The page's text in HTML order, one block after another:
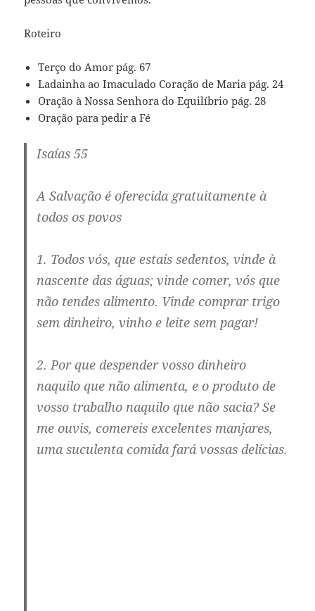
Roteiro
Terço do Amor pág. 67
Ladainha ao Imaculado Coração de Maria pág. 24
Oração à Nossa Senhora do Equilíbrio pág. 28
Oração para pedir a Fé
Isaías 55
A Salvação é oferecida gratuitamente à
todos os povos
1. Todos vós, que estais sedentos, vinde à
nascente das águas; vinde comer, vós que
não tendes alimento. Vinde comprar trigo
sem dinheiro, vinho e leite sem pagar!
2. Por que despender vosso dinheiro
naquilo que não alimenta, e o produto de
vosso trabalho naquilo que não sacia? Se
me ouvis, comereis excelentes manjares,
uma suculenta comida fará vossas delícias.